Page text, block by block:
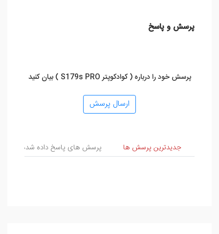
پرسش و پاسخ
پرسش خود را درباره ( کوادکوپتر S179s PRO ) بیان کنید
ارسال پرسش
پرسش و پاسخ
جدیدترین پرسش ها پرسش های پاسخ داده شده